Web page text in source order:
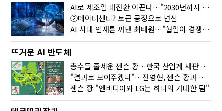
AI로 제조업 대전환 이끈다…"2030년까지 민관합동 20조 투자"
②데이터센터? 토큰 공장으로 변신
AI 시대 인재론 꺼낸 최태원…"협업이 경쟁력"
뜨거운 AI 반도체
총수들 줄세운 젠슨 황…한국 산업계 새판 짰다
"결과로 보여주겠다"…전영현, 젠슨 황과 HBM5 논의
젠슨 황 "엔비디아와 LG는 하나의 거대한 팀"